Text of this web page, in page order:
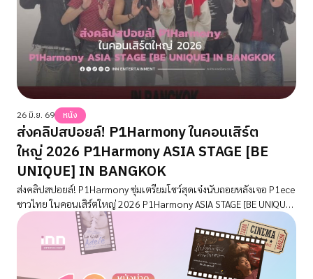
26 มิ.ย. 69 หนัง
ส่งคลิปสปอยล์! P1Harmony ในคอนเสิร์ต
ใหญ่ 2026 P1Harmony ASIA STAGE [BE
UNIQUE] IN BANGKOK
ส่งคลิปสปอยล์! P1Harmony ซุ่มเตรียมโชว์สุดเจ๋งนับถอยหลังเจอ P1ece
ชาวไทย ในคอนเสิร์ตใหญ่ 2026 P1Harmony ASIA STAGE [BE UNIQUE]
IN BANGKOK